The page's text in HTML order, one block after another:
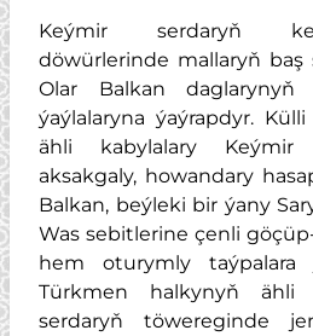
Keýmir serdaryň
döwürlerinde mallaryň baş
Olar Balkan
ýaýlalaryna ýaýrapdyr.
ähli kabylalary Keýmir
aksakgaly, howandary
Balkan, beýleki bir ýany
Was sebitlerine çenli
hem oturymly taýpalara
Türkmen halkynyň ähli
serdaryň töwereginde